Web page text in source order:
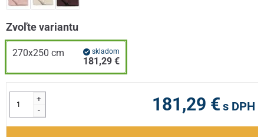
Zvoľte variantu
270x250 cm skladom
181,29 €
+
-
181,29 € s DPH